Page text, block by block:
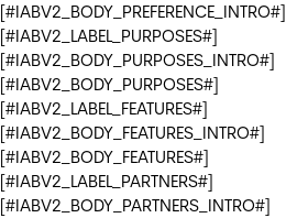
[#IABV2_BODY_PREFERENCE_INTRO#]
[#IABV2_LABEL_PURPOSES#]
[#IABV2_BODY_PURPOSES_INTRO#]
[#IABV2_BODY_PURPOSES#]
[#IABV2_LABEL_FEATURES#]
[#IABV2_BODY_FEATURES_INTRO#]
[#IABV2_BODY_FEATURES#]
[#IABV2_LABEL_PARTNERS#]
[#IABV2_BODY_PARTNERS_INTRO#]